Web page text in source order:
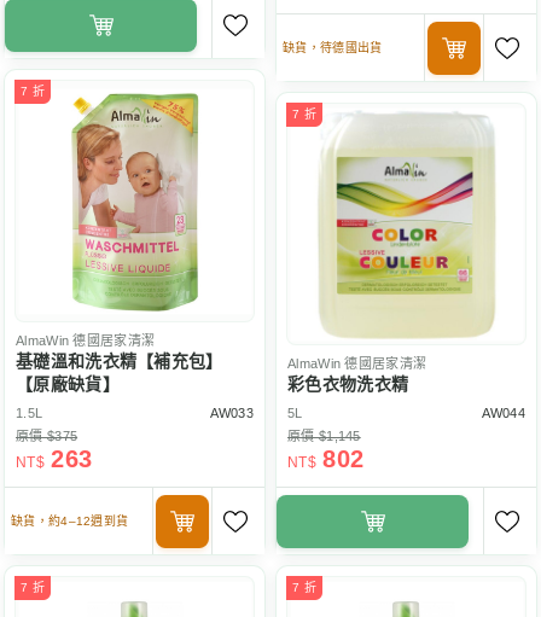
缺貨，待德國出貨
7 折
AlmaWin 德國居家清潔
基礎溫和洗衣精【補充包】
【原廠缺貨】
1.5L
AW033
原價 $375
NT$ 263
缺貨，約4–12週到貨
7 折
AlmaWin 德國居家清潔
彩色衣物洗衣精
5L
AW044
原價 $1,145
NT$ 802
7 折 7 折